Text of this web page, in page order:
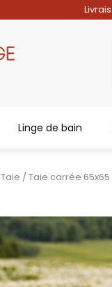
Linge de bain
Taie /Taie carrée 65x65